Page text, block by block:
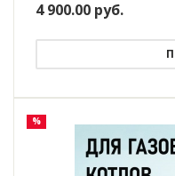
4 900.00 руб.
%